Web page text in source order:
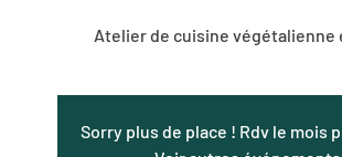
Atelier de cuisine végétalienne
Sorry plus de place ! Rdv le mois